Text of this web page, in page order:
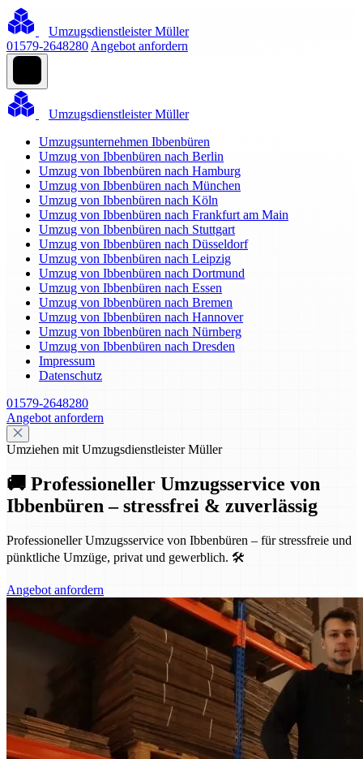
Umzugsdienstleister Müller
01579-2648280 Angebot anfordern
Umzugsdienstleister Müller
Umzugsunternehmen Ibbenbüren
Umzug von Ibbenbüren nach Berlin
Umzug von Ibbenbüren nach Hamburg
Umzug von Ibbenbüren nach München
Umzug von Ibbenbüren nach Köln
Umzug von Ibbenbüren nach Frankfurt am Main
Umzug von Ibbenbüren nach Stuttgart
Umzug von Ibbenbüren nach Düsseldorf
Umzug von Ibbenbüren nach Leipzig
Umzug von Ibbenbüren nach Dortmund
Umzug von Ibbenbüren nach Essen
Umzug von Ibbenbüren nach Bremen
Umzug von Ibbenbüren nach Hannover
Umzug von Ibbenbüren nach Nürnberg
Umzug von Ibbenbüren nach Dresden
Impressum
Datenschutz
01579-2648280
Angebot anfordern
Umziehen mit Umzugsdienstleister Müller
🚚 Professioneller Umzugsservice von
Ibbenbüren – stressfrei & zuverlässig
Professioneller Umzugsservice von Ibbenbüren – für stressfreie und
pünktliche Umzüge, privat und gewerblich. 🛠️
Angebot anfordern